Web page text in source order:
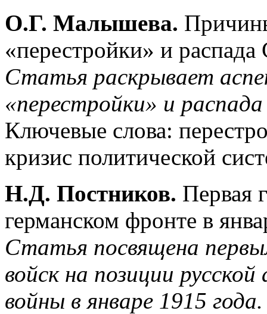
О.Г. Малышева.
«перестройки» и
Статья раскрывает
«перестройки» и
Ключевые слова:
кризис политической
Н.Д. Постников. Первая
германском фронте в
Статья посвящена
войск на позиции
войны в январе 1915 года.